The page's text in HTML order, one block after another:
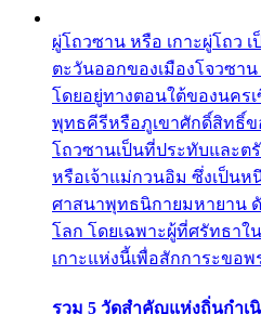
ผู่โถวซาน หรือ เกาะผู่โถว
ตะวันออกของเมืองโจวซา
โดยอยู่ทางตอนใต้ของนครเ
พุทธคีรีหรือภูเขาศักดิ์สิทธิ์
โถวซานเป็นที่ประทับและต
หรือเจ้าแม่กวนอิม ซึ่งเป็น
ศาสนาพุทธนิกายมหายาน
โลก โดยเฉพาะผู้ที่ศรัทธาใ
เกาะแห่งนี้เพื่อสักการะขอ
รวม 5 วัดสำคัญแห่งถิ่นกำเ